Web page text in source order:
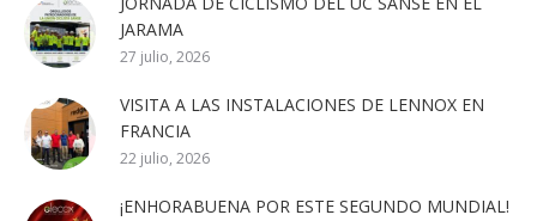
JARAMA
27 julio, 2026
VISITA A LAS INSTALACIONES DE LENNOX EN
FRANCIA
22 julio, 2026
¡ENHORABUENA POR ESTE SEGUNDO MUNDIAL!